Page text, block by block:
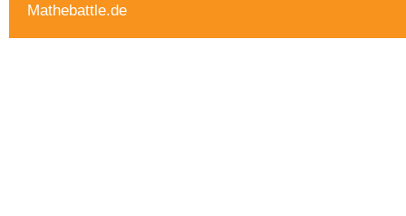
Mathebattle.de